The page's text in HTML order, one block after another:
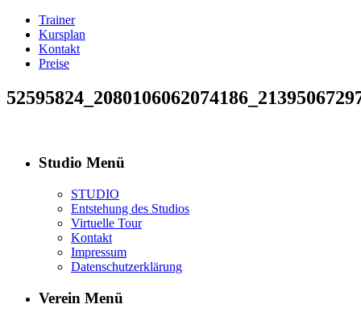
Trainer
Kursplan
Kontakt
Preise
Studio Menü
STUDIO
Entstehung des Studios
Virtuelle Tour
Kontakt
Impressum
Datenschutzerklärung
Verein Menü